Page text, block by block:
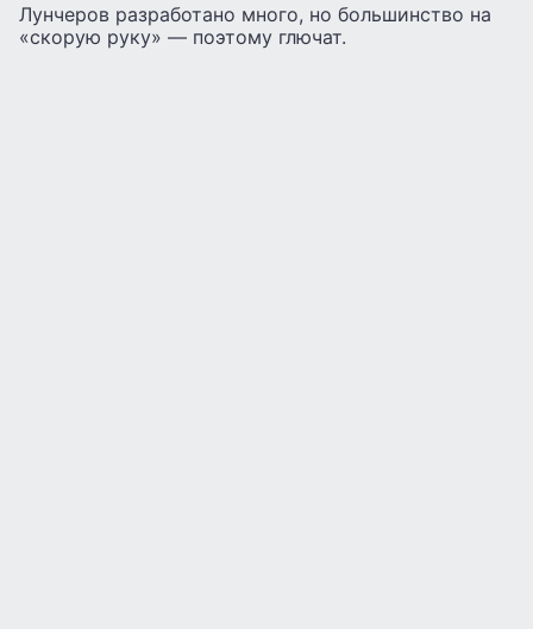
Лунчеров разработано много, но большинство на
«скорую руку» — поэтому глючат.